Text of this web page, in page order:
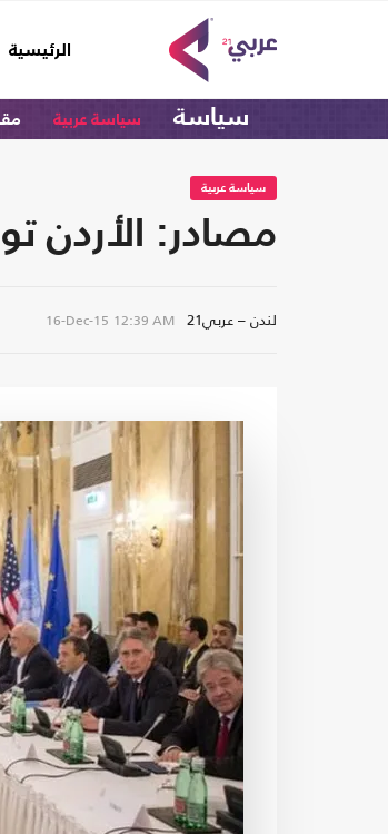
الرئيسية
(current)
سياسة سياسة عربية
سياسة عربية
مصادر: الأردن
لندن – عربي21 16-Dec-15 12:39 AM